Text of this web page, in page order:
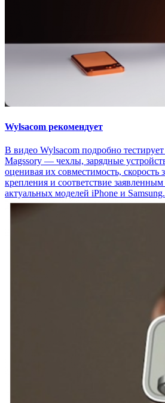
Wylsacom рекомендует
В видео Wylsacom подробно
Magssory — чехлы, зарядные
оценивая их совместимость, скорость
крепления и соответствие
актуальных моделей iPhone и Samsung.